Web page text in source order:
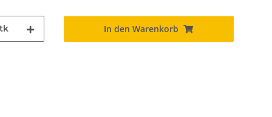
In den Warenkorb